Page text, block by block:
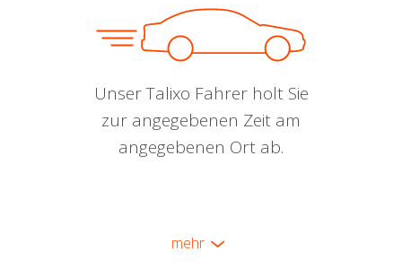
Unser Talixo Fahrer holt Sie
zur angegebenen Zeit am
angegebenen Ort ab.
mehr